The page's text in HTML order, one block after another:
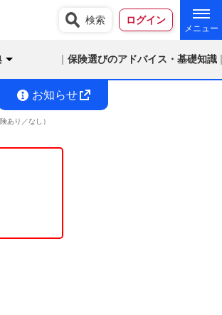
検索 ログイン
保険選びのアドバイス・基礎知識
お知らせ
あり／なし）